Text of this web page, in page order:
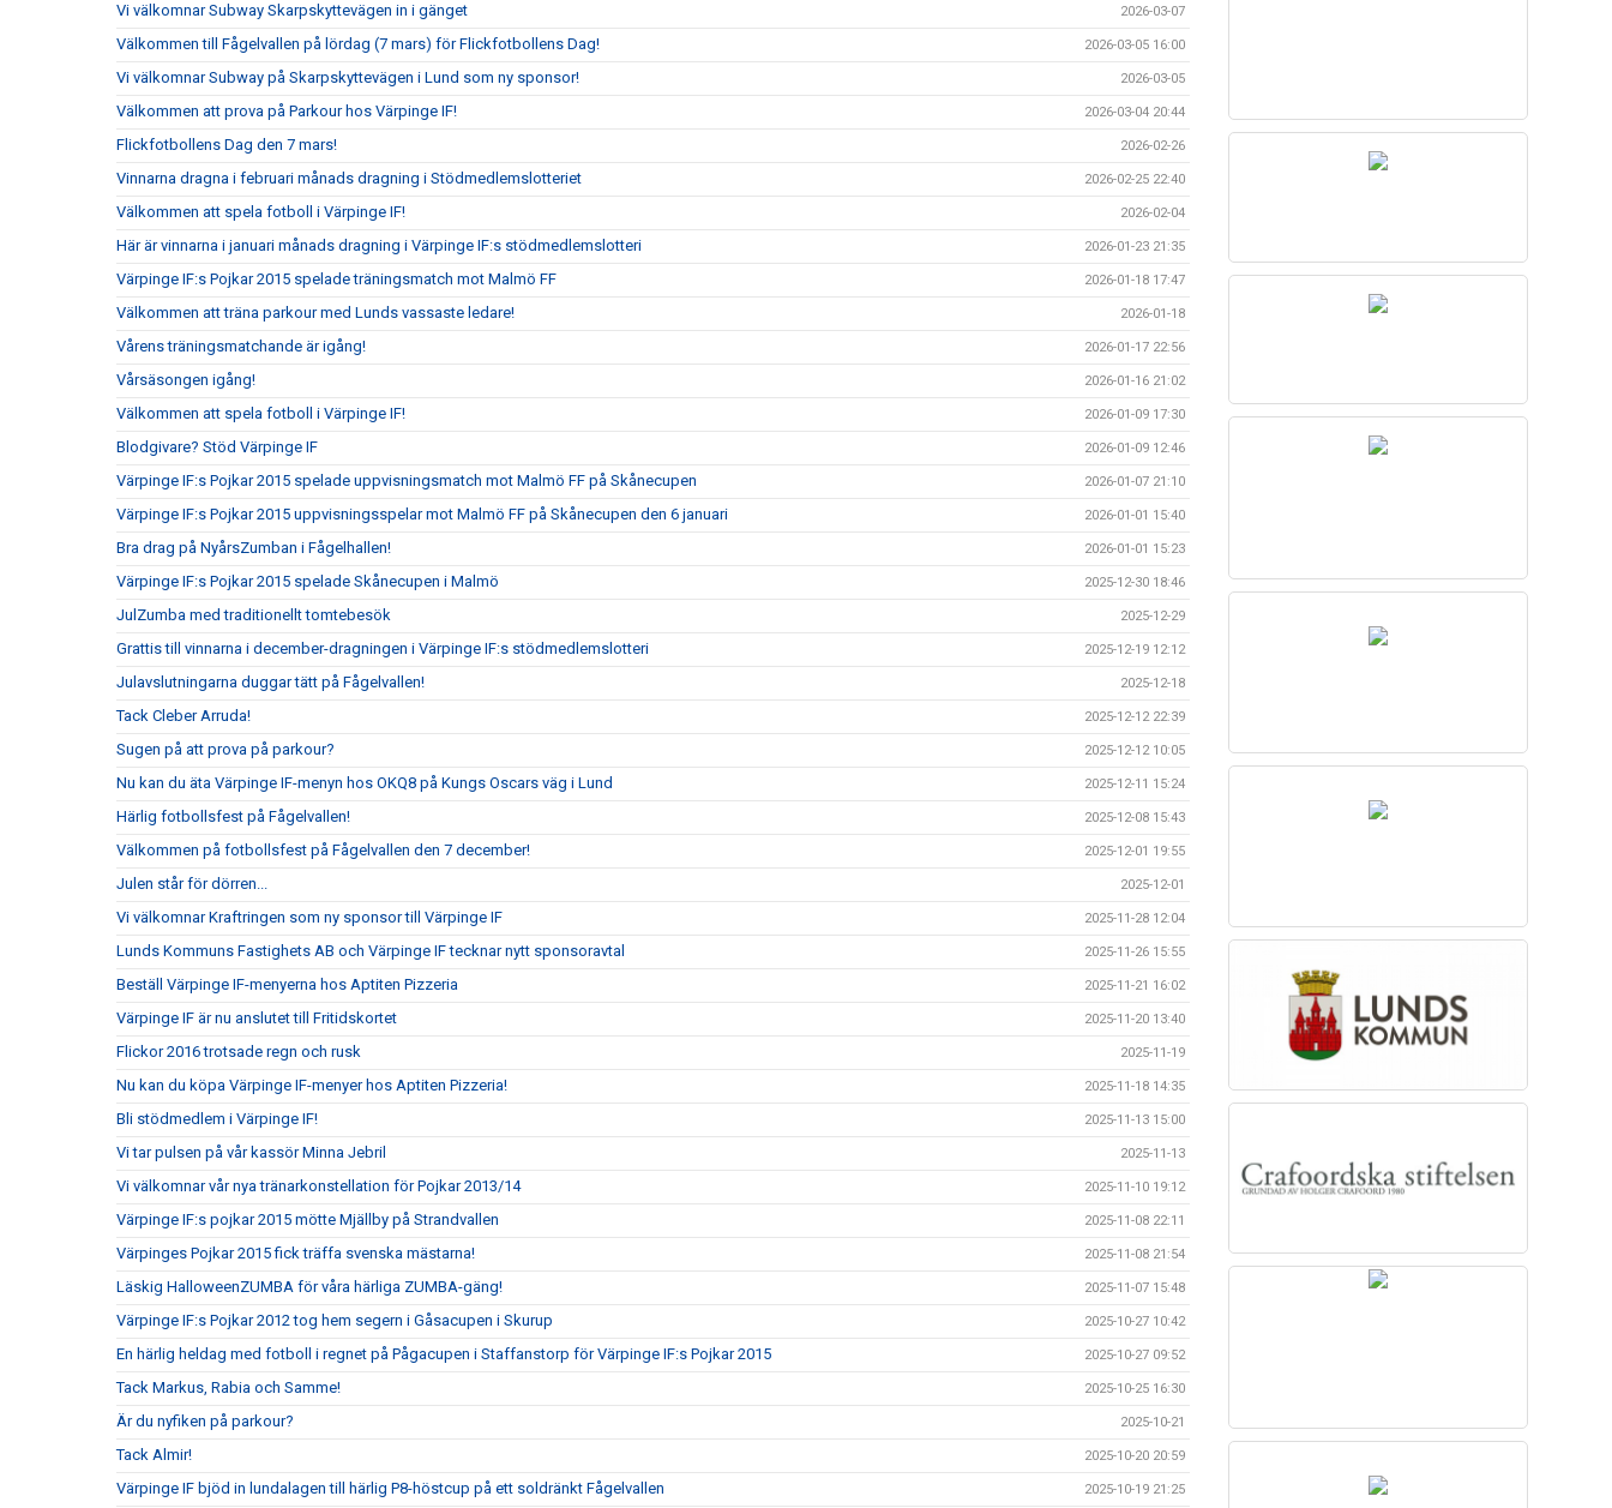
Vi välkomnar Subway Skarpskyttevägen in i gänget 2026-03-07
Välkommen till Fågelvallen på lördag (7 mars) för Flickfotbollens Dag! 2026-03-05 16:00
Vi välkomnar Subway på Skarpskyttevägen i Lund som ny sponsor! 2026-03-05
Välkommen att prova på Parkour hos Värpinge IF! 2026-03-04 20:44
Flickfotbollens Dag den 7 mars! 2026-02-26
Vinnarna dragna i februari månads dragning i Stödmedlemslotteriet 2026-02-25 22:40
Välkommen att spela fotboll i Värpinge IF! 2026-02-04
Här är vinnarna i januari månads dragning i Värpinge IF:s stödmedlemslotteri 2026-01-23 21:35
Värpinge IF:s Pojkar 2015 spelade träningsmatch mot Malmö FF 2026-01-18 17:47
Välkommen att träna parkour med Lunds vassaste ledare! 2026-01-18
Vårens träningsmatchande är igång! 2026-01-17 22:56
Vårsäsongen igång! 2026-01-16 21:02
Välkommen att spela fotboll i Värpinge IF! 2026-01-09 17:30
Blodgivare? Stöd Värpinge IF 2026-01-09 12:46
Värpinge IF:s Pojkar 2015 spelade uppvisningsmatch mot Malmö FF på Skånecupen 2026-01-07 21:10
Värpinge IF:s Pojkar 2015 uppvisningsspelar mot Malmö FF på Skånecupen den 6 januari 2026-01-01 15:40
Bra drag på NyårsZumban i Fågelhallen! 2026-01-01 15:23
Värpinge IF:s Pojkar 2015 spelade Skånecupen i Malmö 2025-12-30 18:46
JulZumba med traditionellt tomtebesök 2025-12-29
Grattis till vinnarna i december-dragningen i Värpinge IF:s stödmedlemslotteri 2025-12-19 12:12
Julavslutningarna duggar tätt på Fågelvallen! 2025-12-18
Tack Cleber Arruda! 2025-12-12 22:39
Sugen på att prova på parkour? 2025-12-12 10:05
Nu kan du äta Värpinge IF-menyn hos OKQ8 på Kungs Oscars väg i Lund 2025-12-11 15:24
Härlig fotbollsfest på Fågelvallen! 2025-12-08 15:43
Välkommen på fotbollsfest på Fågelvallen den 7 december! 2025-12-01 19:55
Julen står för dörren... 2025-12-01
Vi välkomnar Kraftringen som ny sponsor till Värpinge IF 2025-11-28 12:04
Lunds Kommuns Fastighets AB och Värpinge IF tecknar nytt sponsoravtal 2025-11-26 15:55
Beställ Värpinge IF-menyerna hos Aptiten Pizzeria 2025-11-21 16:02
Värpinge IF är nu anslutet till Fritidskortet 2025-11-20 13:40
Flickor 2016 trotsade regn och rusk 2025-11-19
Nu kan du köpa Värpinge IF-menyer hos Aptiten Pizzeria! 2025-11-18 14:35
Bli stödmedlem i Värpinge IF! 2025-11-13 15:00
Vi tar pulsen på vår kassör Minna Jebril 2025-11-13
Vi välkomnar vår nya tränarkonstellation för Pojkar 2013/14 2025-11-10 19:12
Värpinge IF:s pojkar 2015 mötte Mjällby på Strandvallen 2025-11-08 22:11
Värpinges Pojkar 2015 fick träffa svenska mästarna! 2025-11-08 21:54
Läskig HalloweenZUMBA för våra härliga ZUMBA-gäng! 2025-11-07 15:48
Värpinge IF:s Pojkar 2012 tog hem segern i Gåsacupen i Skurup 2025-10-27 10:42
En härlig heldag med fotboll i regnet på Pågacupen i Staffanstorp för Värpinge IF:s Pojkar 2015 2025-10-27 09:52
Tack Markus, Rabia och Samme! 2025-10-25 16:30
Är du nyfiken på parkour? 2025-10-21
Tack Almir! 2025-10-20 20:59
Värpinge IF bjöd in lundalagen till härlig P8-höstcup på ett soldränkt Fågelvallen 2025-10-19 21:25